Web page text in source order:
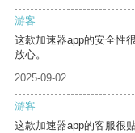
游客
这款加速器app的安全性
放心。
2025-09-02
游客
这款加速器app的客服很